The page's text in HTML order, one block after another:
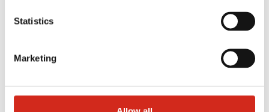
Statistics
Marketing
Najczęściej Zadawane Pytania (FAQ)